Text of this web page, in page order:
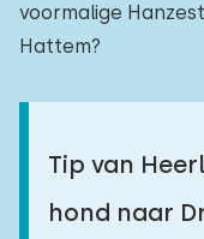
voormalige
Hattem?
Tip van
hond naar